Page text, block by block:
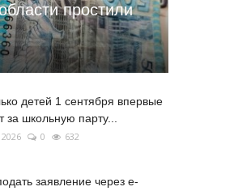
простили
детей 1 сентября впервые
за школьную парту...
0 632
заявление через e-